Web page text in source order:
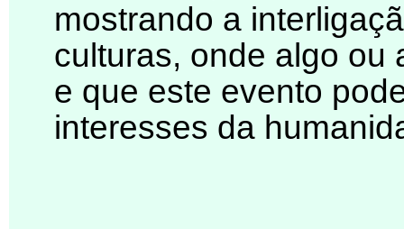
mostrando a
culturas, onde algo ou
e que este evento
interesses da